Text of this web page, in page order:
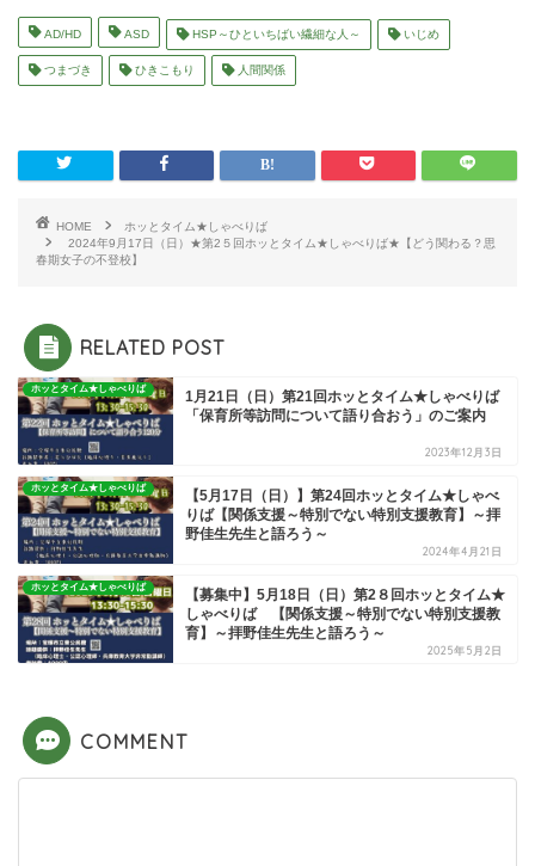
AD/HD ASD HSP～ひといちばい繊細な人～ いじめ
つまづき ひきこもり 人間関係
HOME
ホッとタイム★しゃべりば
2024年9月17日（日）★第2５回ホッとタイム★しゃべりば★【どう関わる？思
春期女子の不登校】
RELATED POST
ホッとタイム★しゃべりば
1月21日（日）第21回ホッとタイム★しゃべりば
「保育所等訪問について語り合おう」のご案内
2023年12月3日
ホッとタイム★しゃべりば
【5月17日（日）】第24回ホッとタイム★しゃべ
りば【関係支援～特別でない特別支援教育】～拝
野佳生先生と語ろう～
2024年4月21日
ホッとタイム★しゃべりば
【募集中】5月18日（日）第2８回ホッとタイム★
しゃべりば 【関係支援～特別でない特別支援教
育】～拝野佳生先生と語ろう～
2025年5月2日
COMMENT